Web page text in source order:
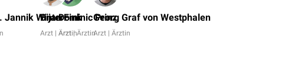
Jannik Winter
Bijan Fink
Arzt | Ärztin
Dominic Prinz
Arzt | Ärztin
Georg Graf von Westphalen
Arzt | Ärztin